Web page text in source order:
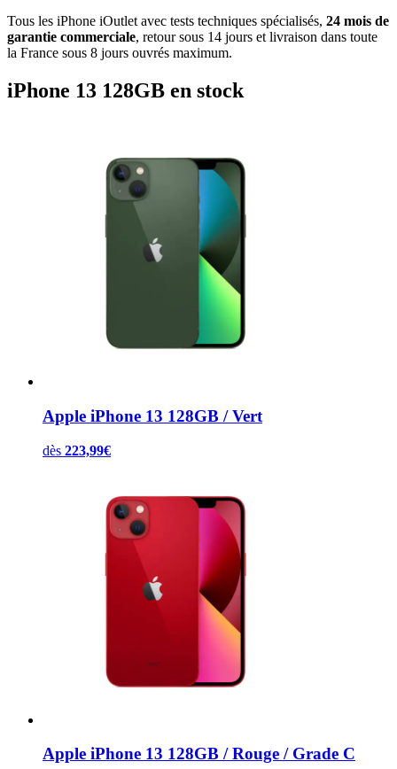
Tous les iPhone iOutlet avec tests techniques spécialisés, 24 mois de
garantie commerciale, retour sous 14 jours et livraison dans toute
la France sous 8 jours ouvrés maximum.
iPhone 13 128GB en stock
Apple iPhone 13 128GB / Vert
dès 223,99€
Apple iPhone 13 128GB / Rouge / Grade C